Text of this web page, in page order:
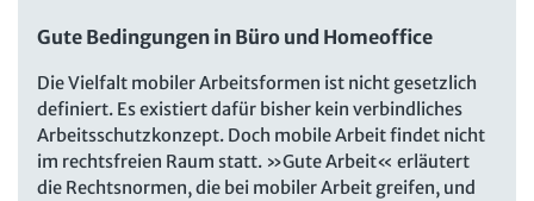
Schwerbehindertenrecht online
Arbeitszeit online
KI-Praxis Arbeitsrecht online
Newsletter
Bund SHOP
Abo
mein Bund-Online
Gute Bedingungen in Büro und Homeoffice
Die Vielfalt mobiler Arbeitsformen ist nicht gesetzlich
definiert. Es existiert dafür bisher kein verbindliches
Arbeitsschutzkonzept. Doch mobile Arbeit findet nicht
im rechtsfreien Raum statt. »Gute Arbeit« erläutert
die Rechtsnormen, die bei mobiler Arbeit greifen, und